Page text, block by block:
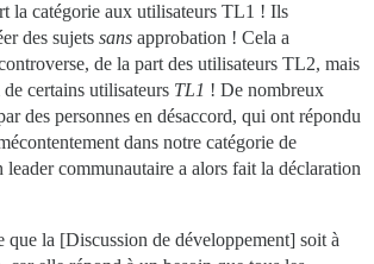
la catégorie aux utilisateurs TL1 ! Ils
des sujets sans approbation ! Cela a
de la part des utilisateurs TL2, mais
certains utilisateurs TL1 ! De nombreux
des personnes en désaccord, qui ont répondu
dans notre catégorie de
leader communautaire a alors fait la déclaration
que la [Discussion de développement] soit à